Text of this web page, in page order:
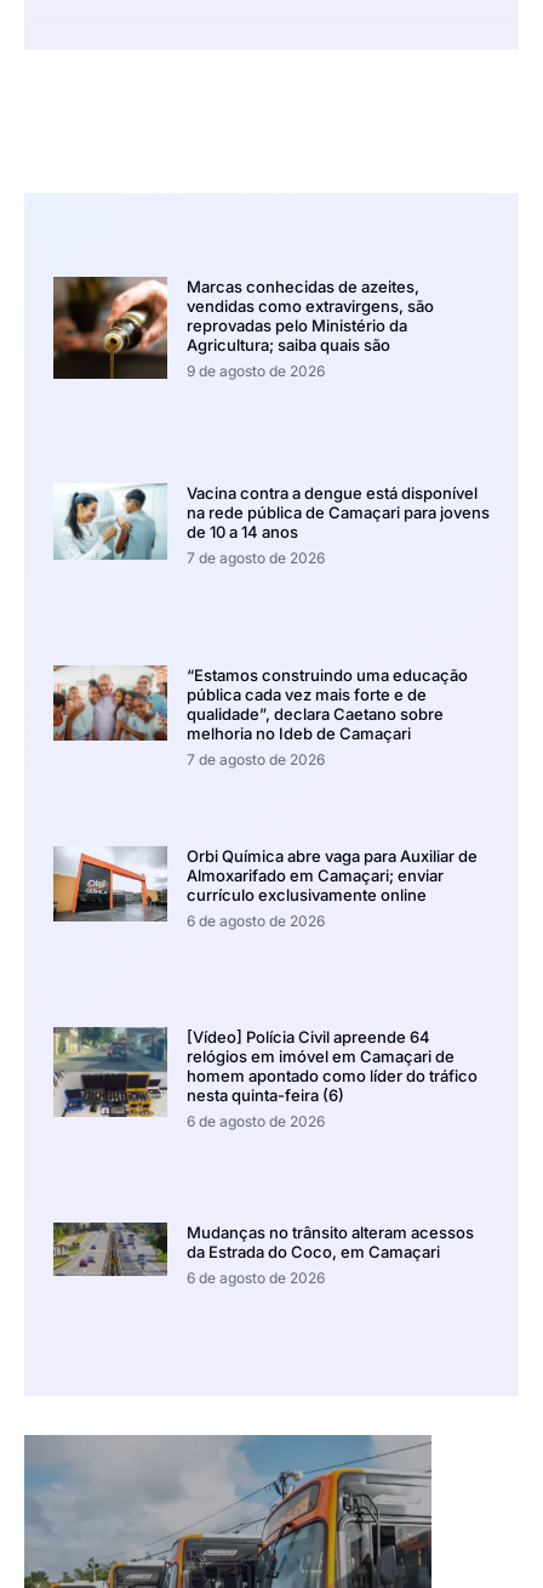
Marcas conhecidas de azeites,
vendidas como extravirgens, são
reprovadas pelo Ministério da
Agricultura; saiba quais são
9 de agosto de 2026
Vacina contra a dengue está disponível
na rede pública de Camaçari para jovens
de 10 a 14 anos
7 de agosto de 2026
“Estamos construindo uma educação
pública cada vez mais forte e de
qualidade”, declara Caetano sobre
melhoria no Ideb de Camaçari
7 de agosto de 2026
Orbi Química abre vaga para Auxiliar de
Almoxarifado em Camaçari; enviar
currículo exclusivamente online
6 de agosto de 2026
[Vídeo] Polícia Civil apreende 64
relógios em imóvel em Camaçari de
homem apontado como líder do tráfico
nesta quinta-feira (6)
6 de agosto de 2026
Mudanças no trânsito alteram acessos
da Estrada do Coco, em Camaçari
6 de agosto de 2026